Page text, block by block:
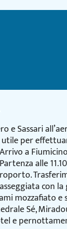
Sassari
per
a
alle
con
mozzafiato e
Sé,
e